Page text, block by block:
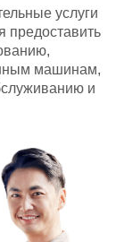
услуги
предоставить
машинам,
и